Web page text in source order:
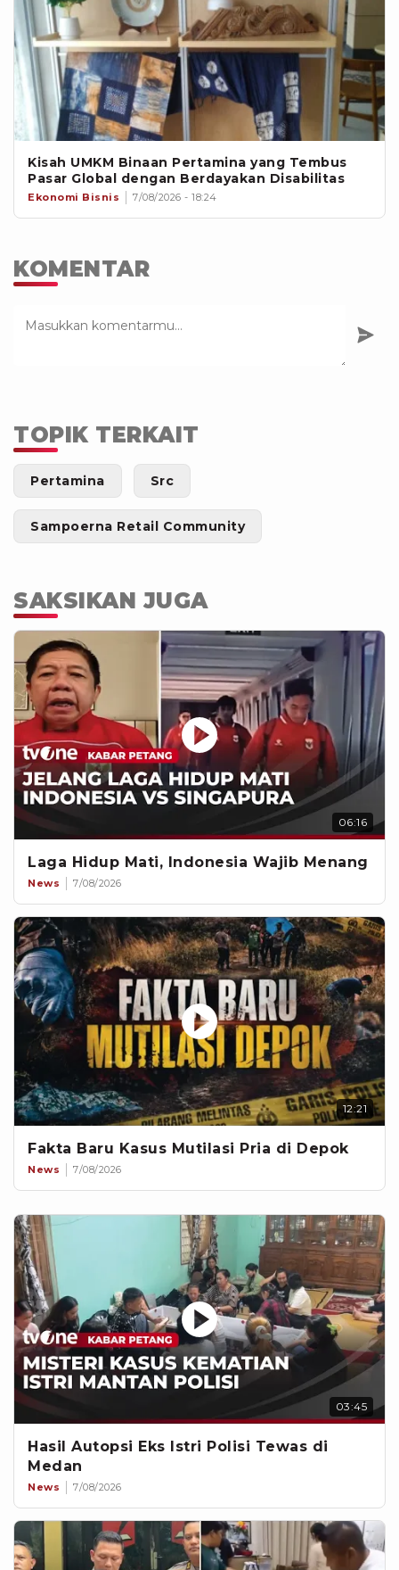
Kisah UMKM Binaan Pertamina yang Tembus
Pasar Global dengan Berdayakan Disabilitas
Ekonomi Bisnis 7/08/2026 - 18:24
KOMENTAR
TOPIK TERKAIT
Pertamina Src
Sampoerna Retail Community
SAKSIKAN JUGA
06:16
Laga Hidup Mati, Indonesia Wajib Menang
News 7/08/2026
12:21
Fakta Baru Kasus Mutilasi Pria di Depok
News 7/08/2026
03:45
Hasil Autopsi Eks Istri Polisi Tewas di
Medan
News 7/08/2026